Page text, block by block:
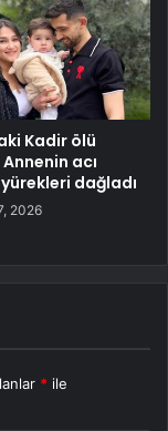
Kadir ölü
acı
yürekleri dağladı
2026
* ile